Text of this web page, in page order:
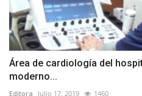
Área de cardiología del
moderno...
Editora Julio 17, 2019 1460